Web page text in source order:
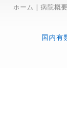
ホーム 病院概要
国内有